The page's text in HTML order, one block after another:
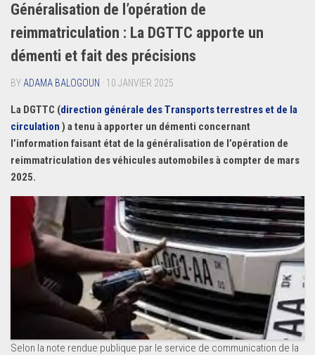
Généralisation de l’opération de
reimmatriculation : La DGTTC apporte un
démenti et fait des précisions
BY ADAMA BALOGOUN · 10 JANVIER 2025
La DGTTC (direction générale des Transports terrestres et de la
circulation ) a tenu à apporter un démenti concernant
l’information faisant état de la généralisation de l’opération de
reimmatriculation des véhicules automobiles à compter de mars
2025.
Selon la note rendue publique par le service de communication de la